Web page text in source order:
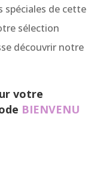
de cette
sélection
découvrir notre
votre
BIENVENU